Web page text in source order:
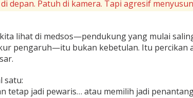
depan. Patuh di kamera. Tapi agresif
lihat di medsos—pendukung yang mulai
pengaruh—itu bukan kebetulan. Itu percikan
satu:
tetap jadi pewaris… atau memilih jadi